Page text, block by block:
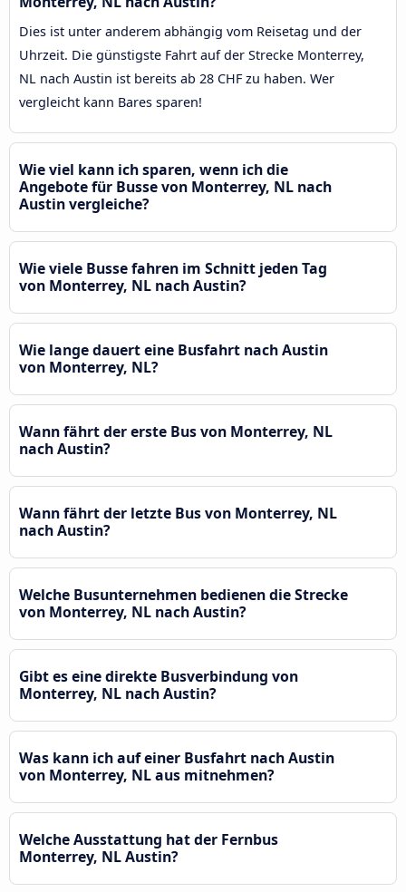
Dies ist unter anderem abhängig vom Reisetag und der
Uhrzeit. Die günstigste Fahrt auf der Strecke Monterrey,
NL nach Austin ist bereits ab 28 CHF zu haben. Wer
vergleicht kann Bares sparen!
Wie viel kann ich sparen, wenn ich die
Angebote für Busse von Monterrey, NL nach
Austin vergleiche?
Wie viele Busse fahren im Schnitt jeden Tag
von Monterrey, NL nach Austin?
Wie lange dauert eine Busfahrt nach Austin
von Monterrey, NL?
Wann fährt der erste Bus von Monterrey, NL
nach Austin?
Wann fährt der letzte Bus von Monterrey, NL
nach Austin?
Welche Busunternehmen bedienen die Strecke
von Monterrey, NL nach Austin?
Gibt es eine direkte Busverbindung von
Monterrey, NL nach Austin?
Was kann ich auf einer Busfahrt nach Austin
von Monterrey, NL aus mitnehmen?
Welche Ausstattung hat der Fernbus
Monterrey, NL Austin?